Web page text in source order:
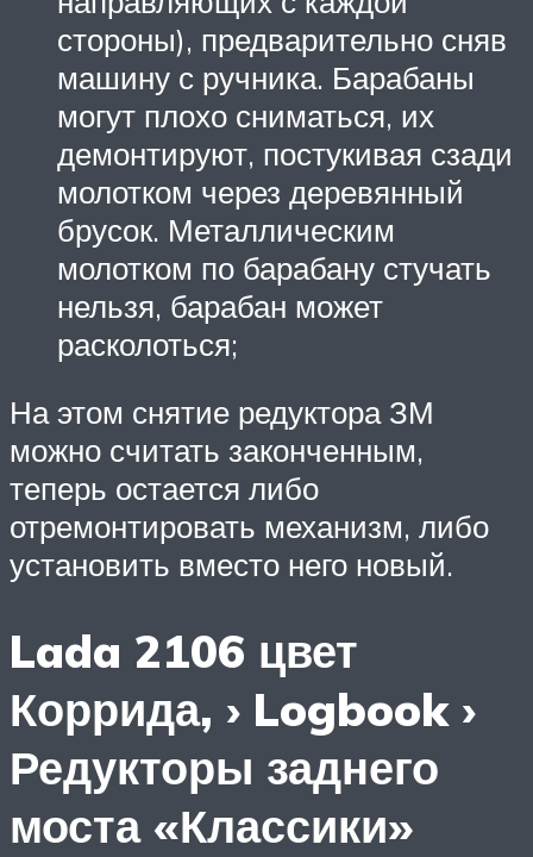
стороны), предварительно сняв
машину с ручника. Барабаны
могут плохо сниматься, их
демонтируют, постукивая сзади
молотком через деревянный
брусок. Металлическим
молотком по барабану стучать
нельзя, барабан может
расколоться;
На этом снятие редуктора ЗМ
можно считать законченным,
теперь остается либо
отремонтировать механизм, либо
установить вместо него новый.
Lada 2106 цвет
Коррида, › Logbook ›
Редукторы заднего
моста «Классики»